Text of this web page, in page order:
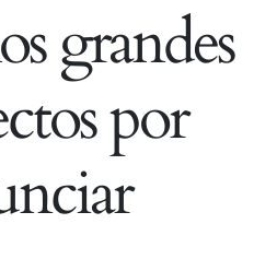
grandes
por